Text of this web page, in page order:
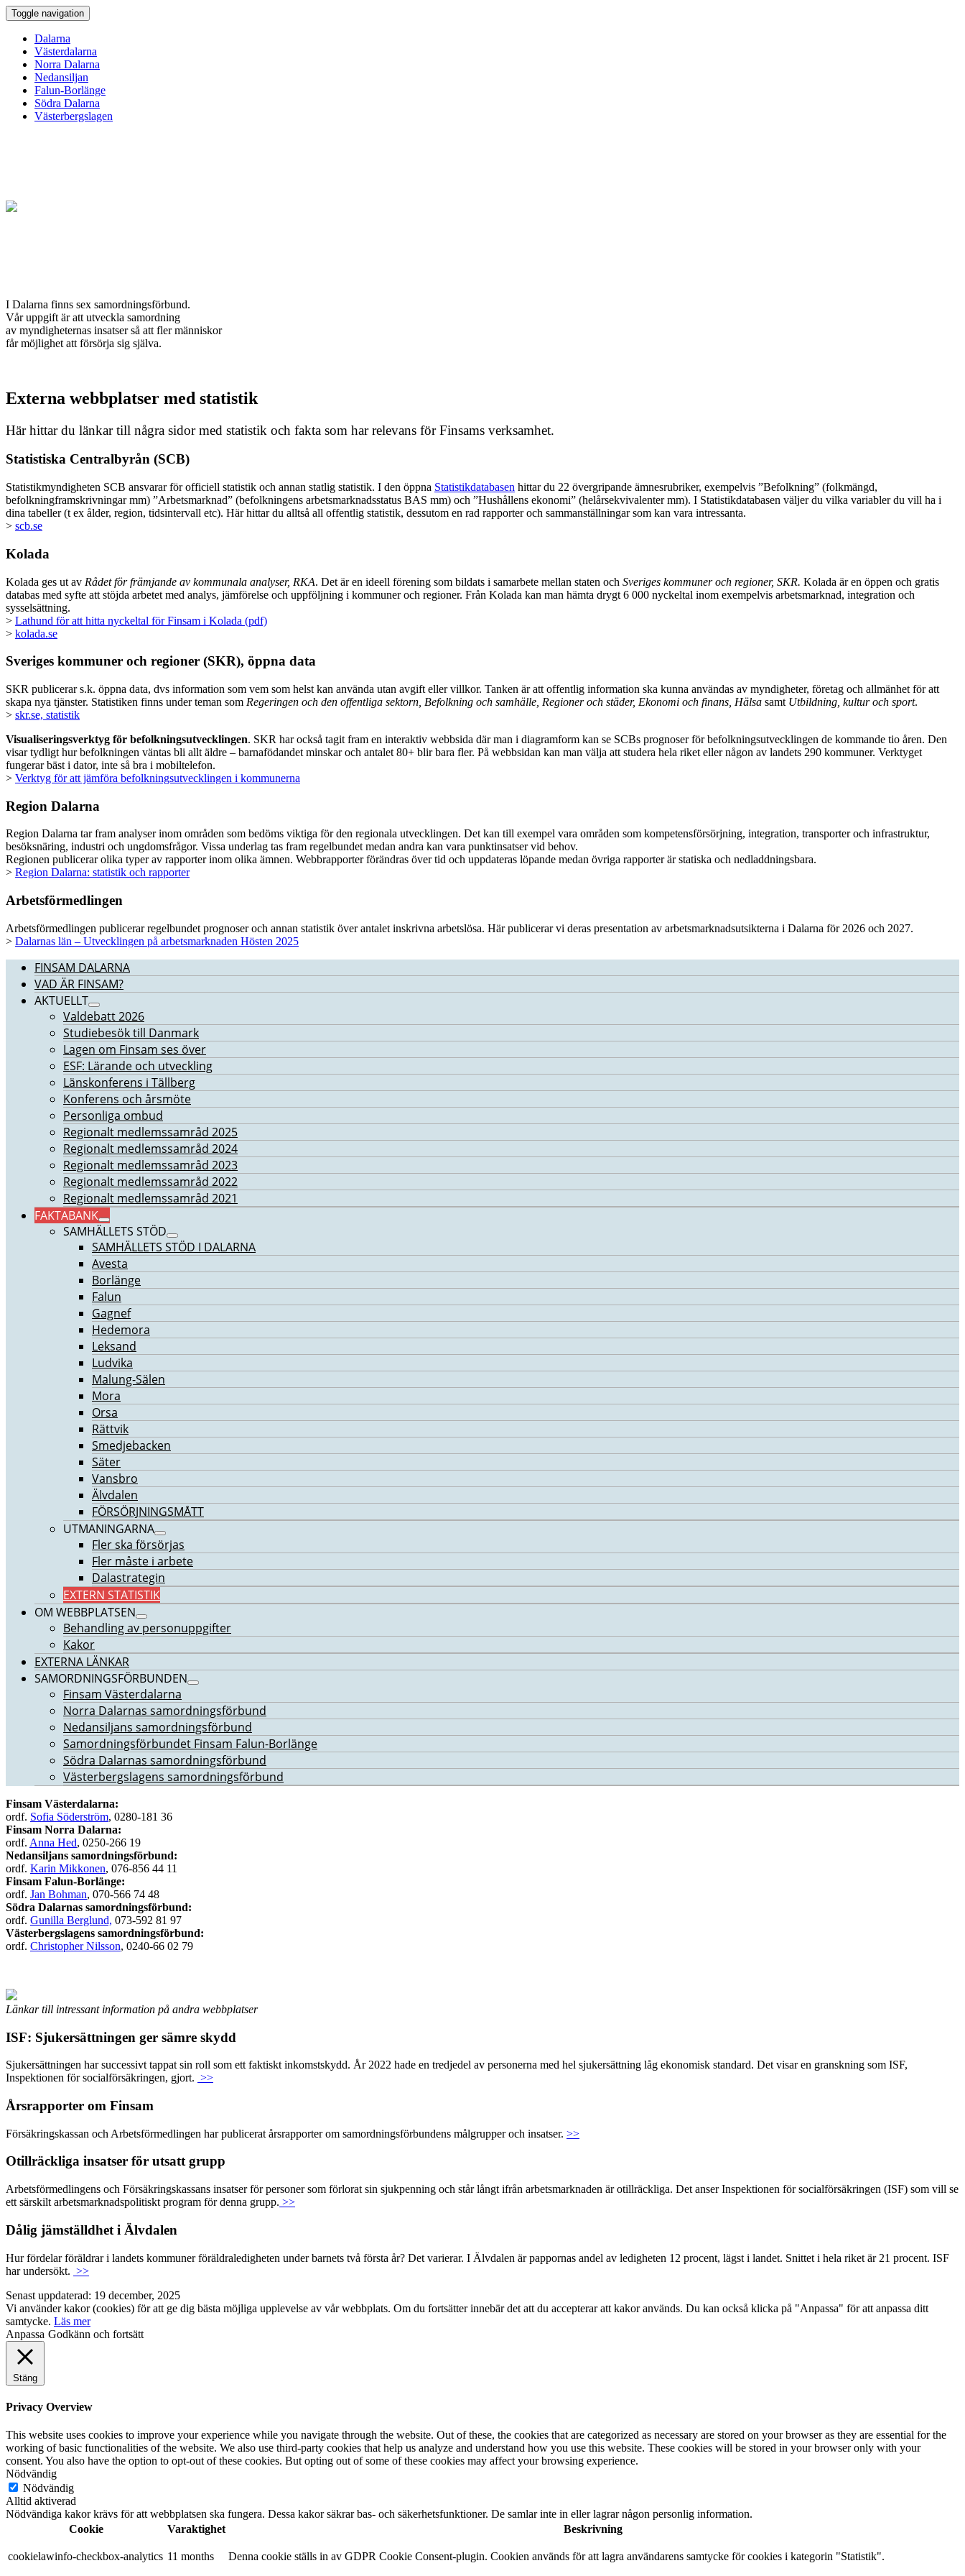
Toggle navigation
Dalarna
Västerdalarna
Norra Dalarna
Nedansiljan
Falun-Borlänge
Södra Dalarna
Västerbergslagen
I Dalarna finns sex samordningsförbund.
Vår uppgift är att utveckla samordning
av myndigheternas insatser så att fler människor
får möjlighet att försörja sig själva.
Externa webbplatser med statistik
Här hittar du länkar till några sidor med statistik och fakta som har relevans för Finsams verksamhet.
Statistiska Centralbyrån (SCB)
Statistikmyndigheten SCB ansvarar för officiell statistik och annan statlig statistik. I den öppna Statistikdatabasen hittar du 22 övergripande ämnesrubriker, exempelvis ”Befolkning” (folkmängd,
befolkningframskrivningar mm) ”Arbetsmarknad” (befolkningens arbetsmarknadsstatus BAS mm) och ”Hushållens ekonomi” (helårsekvivalenter mm). I Statistikdatabasen väljer du vilka variabler du vill ha i
dina tabeller (t ex ålder, region, tidsintervall etc). Här hittar du alltså all offentlig statistik, dessutom en rad rapporter och sammanställningar som kan vara intressanta.
> scb.se
Kolada
Kolada ges ut av Rådet för främjande av kommunala analyser, RKA. Det är en ideell förening som bildats i samarbete mellan staten och Sveriges kommuner och regioner, SKR. Kolada är en öppen och gratis
databas med syfte att stöjda arbetet med analys, jämförelse och uppföljning i kommuner och regioner. Från Kolada kan man hämta drygt 6 000 nyckeltal inom exempelvis arbetsmarknad, integration och
sysselsättning.
> Lathund för att hitta nyckeltal för Finsam i Kolada (pdf)
> kolada.se
Sveriges kommuner och regioner (SKR), öppna data
SKR publicerar s.k. öppna data, dvs information som vem som helst kan använda utan avgift eller villkor. Tanken är att offentlig information ska kunna användas av myndigheter, företag och allmänhet för att
skapa nya tjänster. Statistiken finns under teman som Regeringen och den offentliga sektorn, Befolkning och samhälle, Regioner och städer, Ekonomi och finans, Hälsa samt Utbildning, kultur och sport.
> skr.se, statistik
Visualiseringsverktyg för befolkningsutvecklingen. SKR har också tagit fram en interaktiv webbsida där man i diagramform kan se SCBs prognoser för befolkningsutvecklingen de kommande tio åren. Den
visar tydligt hur befolkningen väntas bli allt äldre – barnafödandet minskar och antalet 80+ blir bara fler. På webbsidan kan man välja att studera hela riket eller någon av landets 290 kommuner. Verktyget
fungerar bäst i dator, inte så bra i mobiltelefon.
> Verktyg för att jämföra befolkningsutvecklingen i kommunerna
Region Dalarna
Region Dalarna tar fram analyser inom områden som bedöms viktiga för den regionala utvecklingen. Det kan till exempel vara områden som kompetensförsörjning, integration, transporter och infrastruktur,
besöksnäring, industri och ungdomsfrågor. Vissa underlag tas fram regelbundet medan andra kan vara punktinsatser vid behov.
Regionen publicerar olika typer av rapporter inom olika ämnen. Webbrapporter förändras över tid och uppdateras löpande medan övriga rapporter är statiska och nedladdningsbara.
> Region Dalarna: statistik och rapporter
Arbetsförmedlingen
Arbetsförmedlingen publicerar regelbundet prognoser och annan statistik över antalet inskrivna arbetslösa. Här publicerar vi deras presentation av arbetsmarknadsutsikterna i Dalarna för 2026 och 2027.
> Dalarnas län – Utvecklingen på arbetsmarknaden Hösten 2025
FINSAM DALARNA
VAD ÄR FINSAM?
AKTUELLT
Valdebatt 2026
Studiebesök till Danmark
Lagen om Finsam ses över
ESF: Lärande och utveckling
Länskonferens i Tällberg
Konferens och årsmöte
Personliga ombud
Regionalt medlemssamråd 2025
Regionalt medlemssamråd 2024
Regionalt medlemssamråd 2023
Regionalt medlemssamråd 2022
Regionalt medlemssamråd 2021
FAKTABANK
SAMHÄLLETS STÖD
SAMHÄLLETS STÖD I DALARNA
Avesta
Borlänge
Falun
Gagnef
Hedemora
Leksand
Ludvika
Malung-Sälen
Mora
Orsa
Rättvik
Smedjebacken
Säter
Vansbro
Älvdalen
FÖRSÖRJNINGSMÅTT
UTMANINGARNA
Fler ska försörjas
Fler måste i arbete
Dalastrategin
EXTERN STATISTIK
OM WEBBPLATSEN
Behandling av personuppgifter
Kakor
EXTERNA LÄNKAR
SAMORDNINGSFÖRBUNDEN
Finsam Västerdalarna
Norra Dalarnas samordningsförbund
Nedansiljans samordningsförbund
Samordningsförbundet Finsam Falun-Borlänge
Södra Dalarnas samordningsförbund
Västerbergslagens samordningsförbund
Finsam Västerdalarna:
ordf. Sofia Söderström, 0280-181 36
Finsam Norra Dalarna:
ordf. Anna Hed, 0250-266 19
Nedansiljans samordningsförbund:
ordf. Karin Mikkonen, 076-856 44 11
Finsam Falun-Borlänge:
ordf. Jan Bohman, 070-566 74 48
Södra Dalarnas samordningsförbund:
ordf. Gunilla Berglund, 073-592 81 97
Västerbergslagens samordningsförbund:
ordf. Christopher Nilsson, 0240-66 02 79
Länkar till intressant information på andra webbplatser
ISF: Sjukersättningen ger sämre skydd
Sjukersättningen har successivt tappat sin roll som ett faktiskt inkomstskydd. År 2022 hade en tredjedel av personerna med hel sjukersättning låg ekonomisk standard. Det visar en granskning som ISF,
Inspektionen för socialförsäkringen, gjort. >>
Årsrapporter om Finsam
Försäkringskassan och Arbetsförmedlingen har publicerat årsrapporter om samordningsförbundens målgrupper och insatser. >>
Otillräckliga insatser för utsatt grupp
Arbetsförmedlingens och Försäkringskassans insatser för personer som förlorat sin sjukpenning och står långt ifrån arbetsmarknaden är otillräckliga. Det anser Inspektionen för socialförsäkringen (ISF) som vill se
ett särskilt arbetsmarknadspolitiskt program för denna grupp. >>
Dålig jämställdhet i Älvdalen
Hur fördelar föräldrar i landets kommuner föräldraledigheten under barnets två första år? Det varierar. I Älvdalen är pappornas andel av ledigheten 12 procent, lägst i landet. Snittet i hela riket är 21 procent. ISF
har undersökt. >>
Senast uppdaterad: 19 december, 2025
Vi använder kakor (cookies) för att ge dig bästa möjliga upplevelse av vår webbplats. Om du fortsätter innebär det att du accepterar att kakor används. Du kan också klicka på "Anpassa" för att anpassa ditt
samtycke. Läs mer
Anpassa Godkänn och fortsätt
Stäng
Privacy Overview
This website uses cookies to improve your experience while you navigate through the website. Out of these, the cookies that are categorized as necessary are stored on your browser as they are essential for the
working of basic functionalities of the website. We also use third-party cookies that help us analyze and understand how you use this website. These cookies will be stored in your browser only with your
consent. You also have the option to opt-out of these cookies. But opting out of some of these cookies may affect your browsing experience.
Nödvändig
Nödvändig
Alltid aktiverad
Nödvändiga kakor krävs för att webbplatsen ska fungera. Dessa kakor säkrar bas- och säkerhetsfunktioner. De samlar inte in eller lagrar någon personlig information.
Cookie
Varaktighet Beskrivning
cookielawinfo-checkbox-analytics 11 months Denna cookie ställs in av GDPR Cookie Consent-plugin. Cookien används för att lagra användarens samtycke för cookies i kategorin "Statistik".